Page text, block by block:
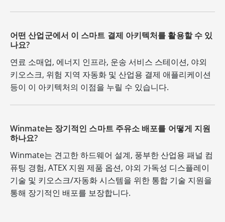
어떤 산업군에서 이 스마트 결제 아키텍처를 활용할 수 있
나요?
연료 소매업, 에너지 인프라, 운송 서비스 스테이션, 야외
키오스크, 위험 지역 자동화 및 산업용 결제 애플리케이션
등이 이 아키텍처의 이점을 누릴 수 있습니다.
Winmate는 장기적인 스마트 주유소 배포를 어떻게 지원
하나요?
Winmate는 견고한 하드웨어 설계, 풍부한 산업용 패널 컴
퓨팅 경험, ATEX 지원 제품 옵션, 야외 가독성 디스플레이
기술 및 키오스크/자동화 시스템을 위한 통합 기술 지원을
통해 장기적인 배포를 보장합니다.